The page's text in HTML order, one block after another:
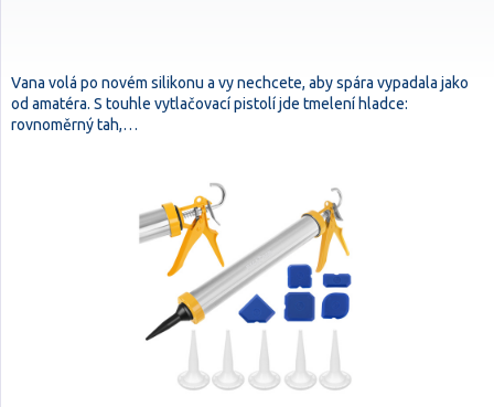
Vana volá po novém silikonu a vy nechcete, aby spára vypadala jako
od amatéra. S touhle vytlačovací pistolí jde tmelení hladce:
rovnoměrný tah,…